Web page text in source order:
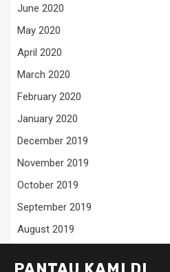
June 2020
May 2020
April 2020
March 2020
February 2020
January 2020
December 2019
November 2019
October 2019
September 2019
August 2019